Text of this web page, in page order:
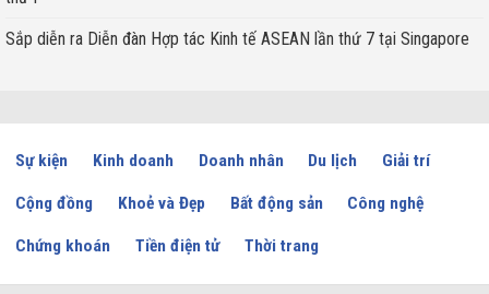
Sắp diễn ra Diễn đàn Hợp tác Kinh tế ASEAN lần thứ 7 tại Singapore
Sự kiện Kinh doanh Doanh nhân Du lịch Giải trí
Cộng đồng Khoẻ và Đẹp Bất động sản Công nghệ
Chứng khoán Tiền điện tử Thời trang